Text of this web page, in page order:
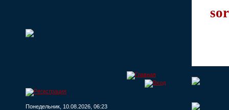
Понедельник, 10.08.2026, 06:23